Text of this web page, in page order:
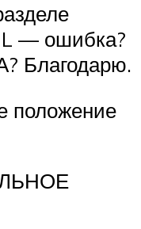
L — ошибка?
Благодарю.
положение